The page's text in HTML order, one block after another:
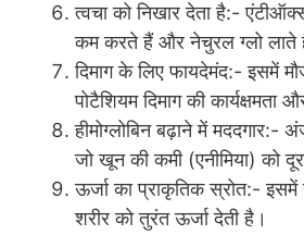
त्वचा को निखार देता है:-
कम करते हैं और नेचुरल ग्लो लाते
दिमाग के लिए फायदेमंद:- इसमें
पोटैशियम दिमाग की कार्यक्षमता
हीमोग्लोबिन बढ़ाने में मददगार:-
जो खून की कमी (एनीमिया) को
ऊर्जा का प्राकृतिक स्रोत:-
शरीर को तुरंत ऊर्जा देती है।